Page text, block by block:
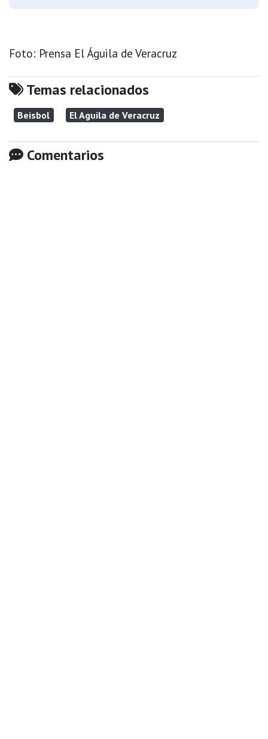
Foto: Prensa El Águila de Veracruz
Temas relacionados
Beisbol El Aguila de Veracruz
Comentarios